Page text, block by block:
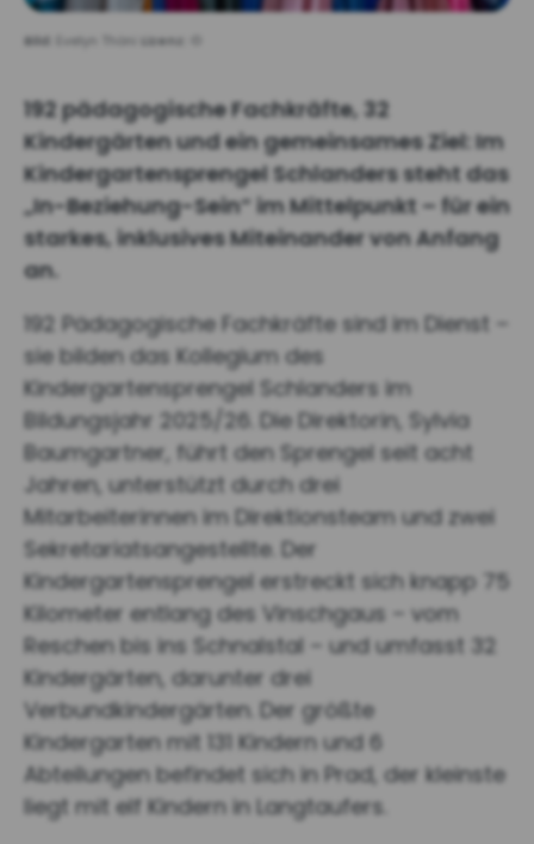
Bild: Evelyn Thöni Lizenz:
192 pädagogische Fachkräfte, 32
Kindergärten und ein gemeinsames Ziel: Im
Kindergartensprengel Schlanders steht das
„In-Beziehung-Sein“ im Mittelpunkt – für ein
starkes, inklusives Miteinander von Anfang
an.
192 Pädagogische Fachkräfte sind im Dienst –
sie bilden das Kollegium des
Kindergartensprengel Schlanders im
Bildungsjahr 2025/26. Die Direktorin, Sylvia
Baumgartner, führt den Sprengel seit acht
Jahren, unterstützt durch drei
Mitarbeiterinnen im Direktionsteam und zwei
Sekretariatsangestellte. Der
Kindergartensprengel erstreckt sich knapp 75
Kilometer entlang des Vinschgaus – vom
Reschen bis ins Schnalstal – und umfasst 32
Kindergärten, darunter drei
Verbundkindergärten. Der größte
Kindergarten mit 131 Kindern und 6
Abteilungen befindet sich in Prad, der kleinste
liegt mit elf Kindern in Langtaufers.